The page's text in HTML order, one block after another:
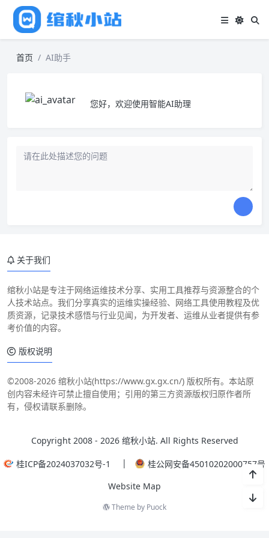
首页 AI助手
您好，欢迎使用智能AI助理
关于我们
绾秋小站是专注于网络运维技术分享、实用工具推荐与资源整合的个
人技术站点。我们分享真实的运维实操经验、网络工具使用教程及优
质资源，记录技术感悟与行业见闻，为开发者、运维从业者提供有参
考价值的内容。
版权说明
©2008-2026 绾秋小站(https://www.gx.gx.cn/) 版权所有。本站原
创内容未经许可禁止擅自使用；引用的第三方资源版权归原作者所
有，侵权请联系删除。
Copyright 2008 - 2026 绾秋小站. All Rights Reserved
桂ICP备2024037032号-1 |
桂公网安备45010202000757号
Website Map
Theme by Puock